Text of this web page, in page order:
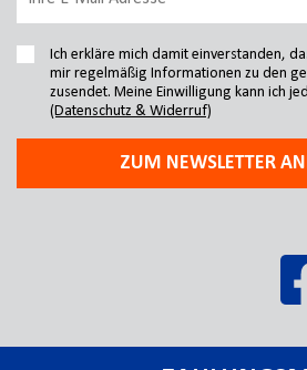
Ich erkläre mich damit einverstanden,
mir regelmäßig Informationen zu den
zusendet. Meine Einwilligung kann ich
(Datenschutz & Widerruf)
ZUM NEWSLETTER